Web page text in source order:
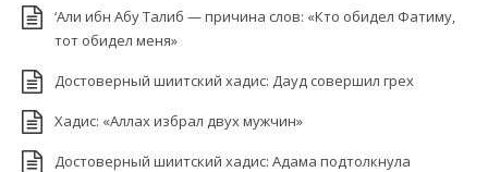
‘Али ибн Абу Талиб — причина слов: «Кто обидел Фатиму,
тот обидел меня»
Достоверный шиитский хадис: Дауд совершил грех
Хадис: «Аллах избрал двух мужчин»
Достоверный шиитский хадис: Адама подтолкнула